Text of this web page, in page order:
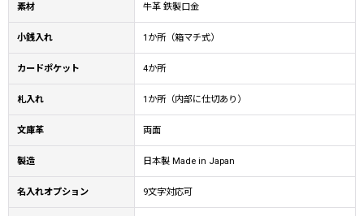
素材 牛革 鉄製口金
小銭入れ 1か所（箱マチ式）
カードポケット 4か所
札入れ 1か所（内部に仕切あり）
文庫革 両面
製造 日本製 Made in Japan
名入れオプション 9文字対応可